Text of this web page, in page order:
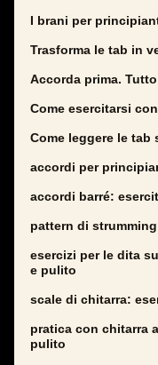
I brani per
Trasforma le tab in
Accorda prima.
Come esercitarsi
Come leggere le tab
accordi per
accordi barré:
pattern di
esercizi per le dita
e pulito
scale di chitarra:
pratica con chitarra
pulito